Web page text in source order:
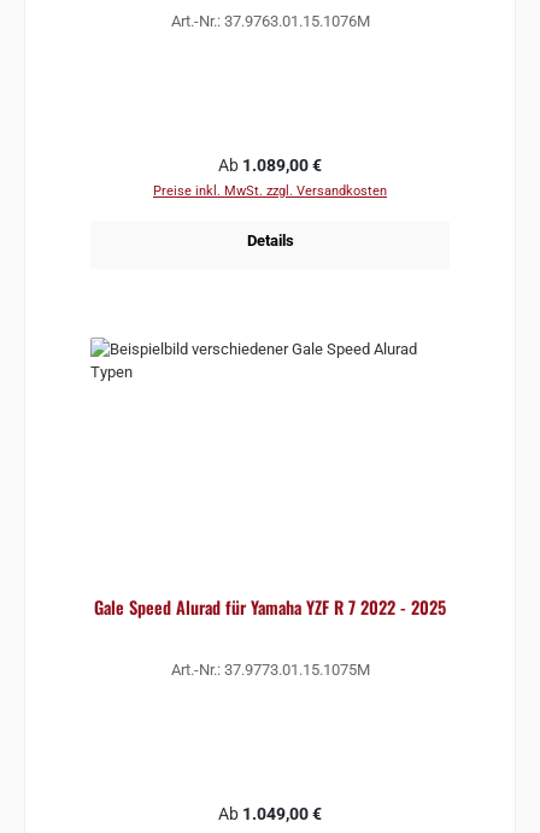
Art.-Nr.: 37.9763.01.15.1076M
Regulärer Preis:
Ab 1.089,00 €
Preise inkl. MwSt. zzgl. Versandkosten
Details
Gale Speed Alurad für Yamaha YZF R 7 2022 - 2025
Art.-Nr.: 37.9773.01.15.1075M
Regulärer Preis:
Ab 1.049,00 €